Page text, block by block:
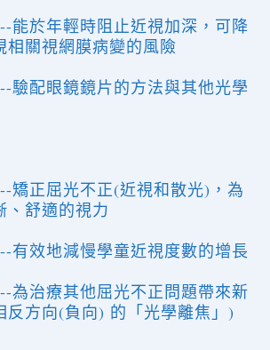
能於年輕時阻止近視加深，可降
相關視網膜病變的風險
驗配眼鏡鏡片的方法與其他光學
不正(近視和散光)，為
、舒適的視力
慢學童近視度數的增長
他屈光不正問題帶來新
反方向(負向) 的「光學離焦」)